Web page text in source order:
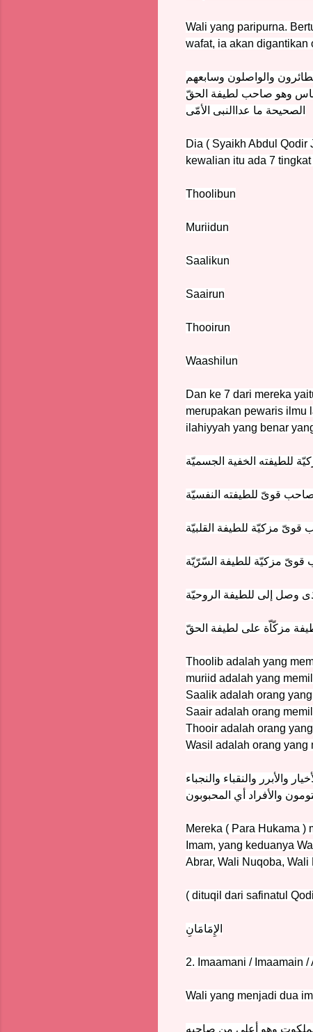
Wali yang paripurna.
wafat, ia akan digantikan
والواصلون وسابعهم
وهو صاحب لطيفة الحقّ
الصحيحة ما عداالنبى الأمّى
Dia ( Syaikh Abdul Qodir
kewalian itu ada 7
Thoolibun
Muriidun
Saalikun
Saairun
Thooirun
Waashilun
Dan ke 7 dari mereka
merupakan pewaris ilmu
ilahiyyah yang benar
للطيفته الخفية الجسميّة
صاحب قوىّ للطيفته النفسيّة
مزكيّة للطيفة القلبيّة
قوىّ مزكيّة للطيفة السّرّيّة
وصل إلى للطيفة الروحيّة
مزكّاّة على لطيفة الحقّ
Thoolib adalah yang
muriid adalah yang
Saalik adalah orang
Saair adalah orang
Thooir adalah orang
Wasil adalah orang yang
والأبرر والنقباء والنجباء
والأفراد أي المحبوبون
Mereka ( Para Hukama )
Imam, yang keduanya
Abrar, Wali Nuqoba,
( dituqil dari safinatul
الإِمَامَانِ
2. Imaamani / Imaamain
Wali yang menjadi dua
وهو أعلى من صاحبه